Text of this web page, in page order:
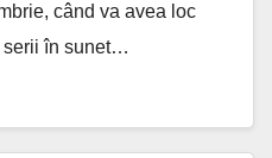
când va avea loc
serii în sunet…